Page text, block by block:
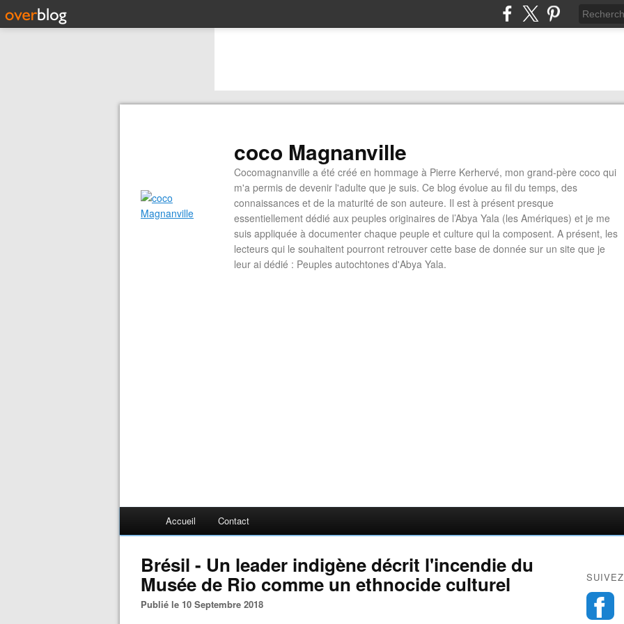
coco Magnanville
Cocomagnanville a été créé en hommage à Pierre Kerhervé, mon grand-père coco qui
m'a permis de devenir l'adulte que je suis. Ce blog évolue au fil du temps, des
connaissances et de la maturité de son auteure. Il est à présent presque
essentiellement dédié aux peuples originaires de l’Abya Yala (les Amériques) et je me
suis appliquée à documenter chaque peuple et culture qui la composent. A présent, les
lecteurs qui le souhaitent pourront retrouver cette base de donnée sur un site que je
leur ai dédié : Peuples autochtones d'Abya Yala.
Accueil Contact
Brésil - Un leader indigène décrit l'incendie du
Musée de Rio comme un ethnocide culturel
Publié le 10 Septembre 2018